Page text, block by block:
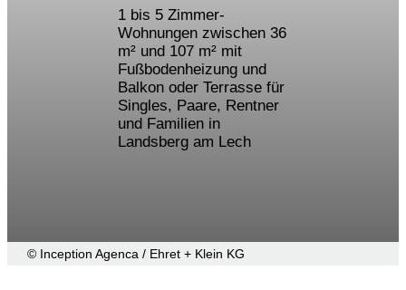
1 bis 5 Zimmer-
Wohnungen zwischen 36
m² und 107 m² mit
Fußbodenheizung und
Balkon oder Terrasse für
Singles, Paare, Rentner
und Familien in
Landsberg am Lech
© Inception Agenca / Ehret + Klein KG